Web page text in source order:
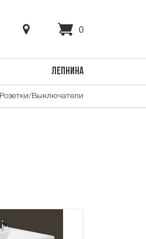
0
ЛЕПНИНА
Розетки/Выключатели